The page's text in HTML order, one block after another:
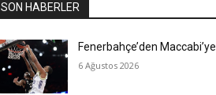
SON HABERLER
Fenerbahçe’den Maccabi’ye
6 Ağustos 2026